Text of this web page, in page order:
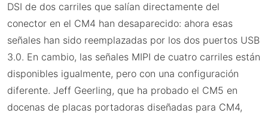
DSI de dos carriles que salían directamente del
conector en el CM4 han desaparecido: ahora esas
señales han sido reemplazadas por los dos puertos USB
3.0. En cambio, las señales MIPI de cuatro carriles están
disponibles igualmente, pero con una configuración
diferente. Jeff Geerling, que ha probado el CM5 en
docenas de placas portadoras diseñadas para CM4,